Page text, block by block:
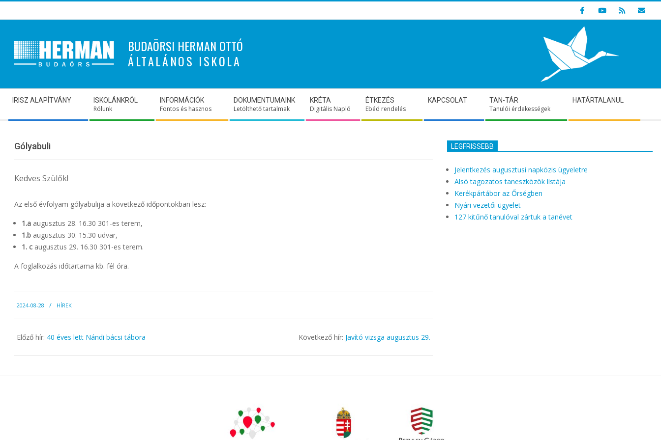
to
BUDAÖRSI HERMAN OTTÓ
ÁLTALÁNOS ISKOLA
Indulunk! Hamarosan újraindul oldalunk!
Navigation
Menu
IRISZ ALAPÍTVÁNY ISKOLÁNKRÓL
Rólunk
INFORMÁCIÓK
Fontos és hasznos
DOKUMENTUMAINK
Letölthető tartalmak
KRÉTA
Digitális Napló
ÉTKEZÉS
Ebéd rendelés
KAPCSOLAT TAN-TÁR
Tanulói érdekességek
HATÁRTALANUL
Gólyabuli
Kedves Szülők!
Az első évfolyam gólyabulija a következő időpontokban lesz:
1.a augusztus 28. 16.30 301-es terem,
1.b augusztus 30. 15.30 udvar,
1. c augusztus 29. 16.30 301-es terem.
A foglalkozás időtartama kb. fél óra.
08-
28
2024-08-28 HÍREK
Előző hír: 40 éves lett Nándi bácsi tábora Következő hír: Javító vizsga augusztus 29.
LEGFRISSEBB
Jelentkezés augusztusi napközis ügyeletre
Alsó tagozatos taneszközök listája
Kerékpártábor az Őrségben
Nyári vezetői ügyelet
127 kitűnő tanulóval zártuk a tanévet